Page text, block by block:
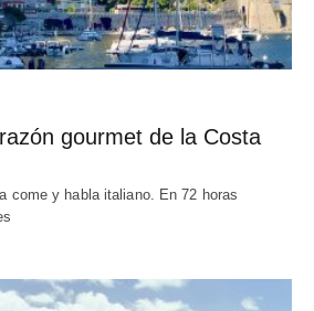
gourmet de la Costa
come y habla italiano. En 72 horas